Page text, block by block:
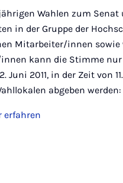
Wahlen zum Senat
in der Gruppe der
Mitarbeiter/innen sowie
kann die Stimme nur
Juni 2011, in der Zeit von
abgeben werden:
erfahren